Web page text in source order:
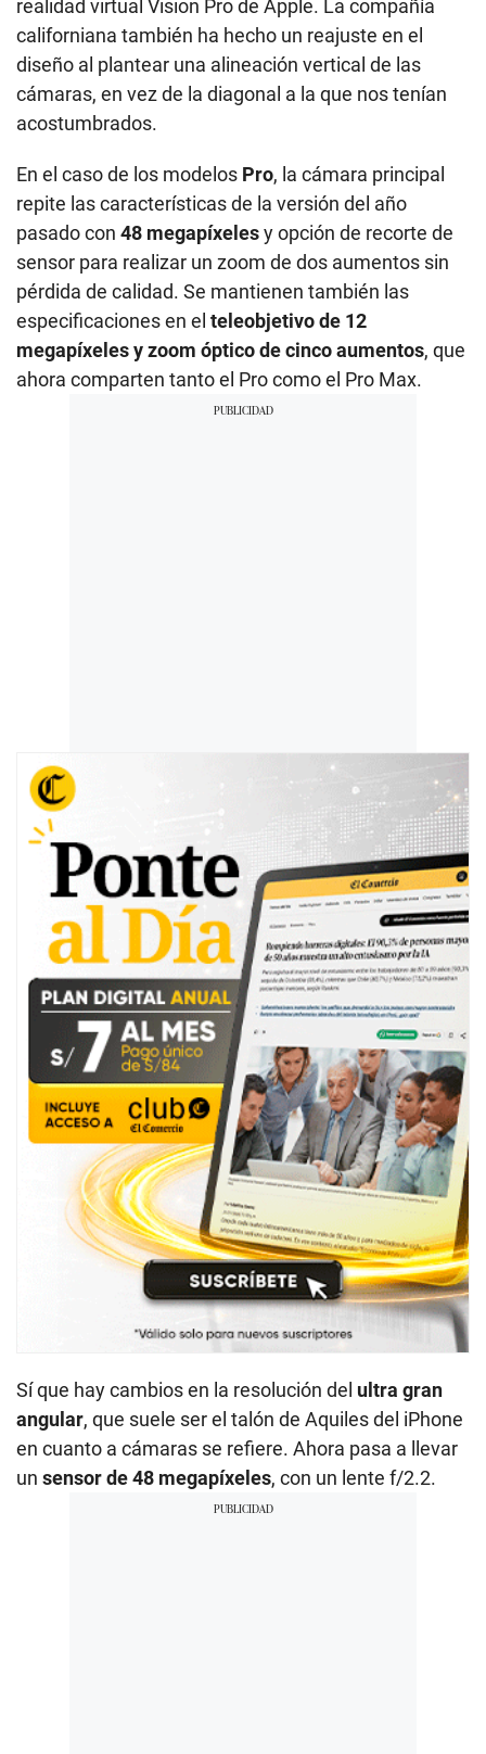
realidad virtual Vision Pro de Apple. La compañía
californiana también ha hecho un reajuste en el
diseño al plantear una alineación vertical de las
cámaras, en vez de la diagonal a la que nos tenían
acostumbrados.
En el caso de los modelos Pro, la cámara principal
repite las características de la versión del año
pasado con 48 megapíxelesy opción de recorte de
sensor para realizar un zoom de dos aumentos sin
pérdida de calidad. Se mantienen también las
especificaciones en el teleobjetivo de 12
megapíxeles y zoom óptico de cinco aumentos, que
ahora comparten tanto el Pro como el Pro Max.
Sí que hay cambios en la resolución del ultra gran
angular, que suele ser el talón de Aquiles del iPhone
en cuanto a cámaras se refiere. Ahora pasa a llevar
un sensor de 48 megapíxeles, con un lente f/2.2.